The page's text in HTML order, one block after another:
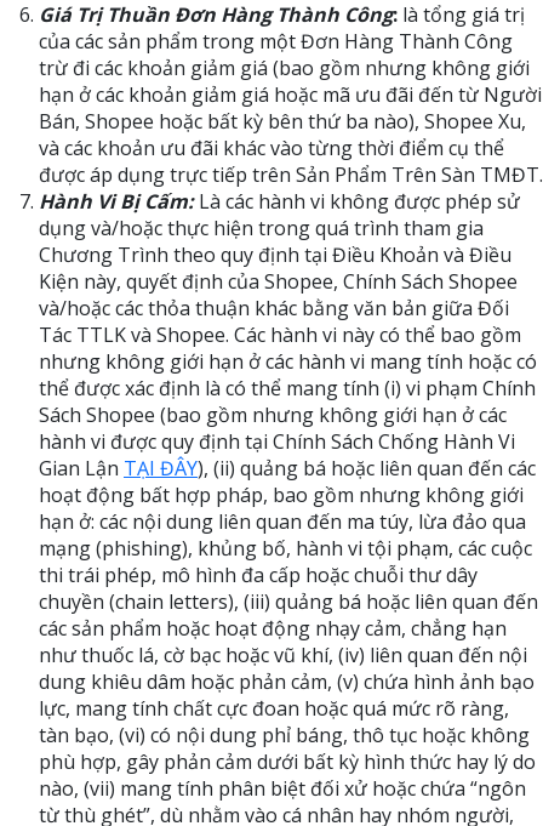
Giá Trị Thuần Đơn Hàng Thành Công: là tổng giá trị
của các sản phẩm trong một Đơn Hàng Thành Công
trừ đi các khoản giảm giá (bao gồm nhưng không giới
hạn ở các khoản giảm giá hoặc mã ưu đãi đến từ Người
Bán, Shopee hoặc bất kỳ bên thứ ba nào), Shopee Xu,
và các khoản ưu đãi khác vào từng thời điểm cụ thể
được áp dụng trực tiếp trên Sản Phẩm Trên Sàn TMĐT.
Hành Vi Bị Cấm:Là các hành vi không được phép sử
dụng và/hoặc thực hiện trong quá trình tham gia
Chương Trình theo quy định tại Điều Khoản và Điều
Kiện này, quyết định của Shopee, Chính Sách Shopee
và/hoặc các thỏa thuận khác bằng văn bản giữa Đối
Tác TTLK và Shopee. Các hành vi này có thể bao gồm
nhưng không giới hạn ở các hành vi mang tính hoặc có
thể được xác định là có thể mang tính (i) vi phạm Chính
Sách Shopee (bao gồm nhưng không giới hạn ở các
hành vi được quy định tại Chính Sách Chống Hành Vi
Gian Lận TẠI ĐÂY), (ii) quảng bá hoặc liên quan đến các
hoạt động bất hợp pháp, bao gồm nhưng không giới
hạn ở: các nội dung liên quan đến ma túy, lừa đảo qua
mạng (phishing), khủng bố, hành vi tội phạm, các cuộc
thi trái phép, mô hình đa cấp hoặc chuỗi thư dây
chuyền (chain letters), (iii) quảng bá hoặc liên quan đến
các sản phẩm hoặc hoạt động nhạy cảm, chẳng hạn
như thuốc lá, cờ bạc hoặc vũ khí, (iv) liên quan đến nội
dung khiêu dâm hoặc phản cảm, (v) chứa hình ảnh bạo
lực, mang tính chất cực đoan hoặc quá mức rõ ràng,
tàn bạo, (vi) có nội dung phỉ báng, thô tục hoặc không
phù hợp, gây phản cảm dưới bất kỳ hình thức hay lý do
nào, (vii) mang tính phân biệt đối xử hoặc chứa “ngôn
từ thù ghét”, dù nhằm vào cá nhân hay nhóm người,